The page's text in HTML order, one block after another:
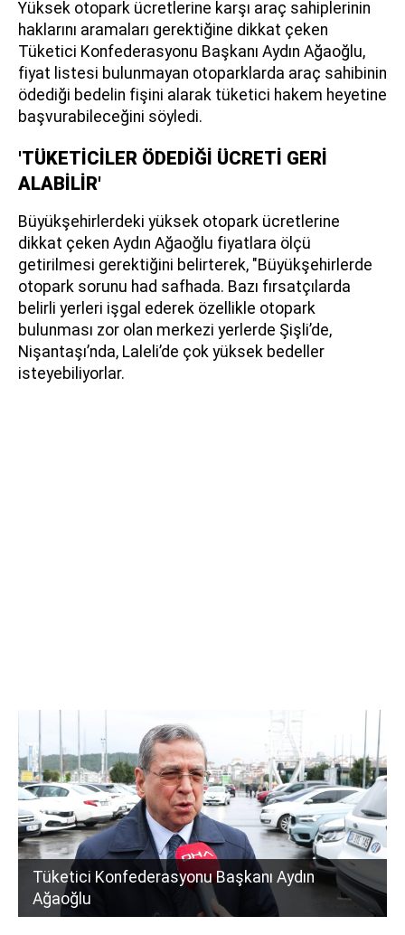
Yüksek otopark ücretlerine karşı araç sahiplerinin
haklarını aramaları gerektiğine dikkat çeken
Tüketici Konfederasyonu Başkanı Aydın Ağaoğlu,
fiyat listesi bulunmayan otoparklarda araç sahibinin
ödediği bedelin fişini alarak tüketici hakem heyetine
başvurabileceğini söyledi.
'TÜKETİCİLER ÖDEDİĞİ ÜCRETİ GERİ
ALABİLİR'
Büyükşehirlerdeki yüksek otopark ücretlerine
dikkat çeken Aydın Ağaoğlu fiyatlara ölçü
getirilmesi gerektiğini belirterek, "Büyükşehirlerde
otopark sorunu had safhada. Bazı fırsatçılarda
belirli yerleri işgal ederek özellikle otopark
bulunması zor olan merkezi yerlerde Şişli’de,
Nişantaşı’nda, Laleli’de çok yüksek bedeller
isteyebiliyorlar.
Tüketici Konfederasyonu Başkanı Aydın
Ağaoğlu